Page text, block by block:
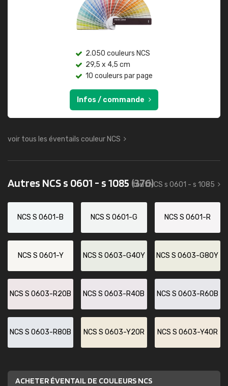
2.050 couleurs NCS
29,5 x 4,5 cm
10 couleurs par page
Infos / commande
voir tous les éventails couleur NCS
Autres NCS s 0601 - s 1085 (376)
tout NCS s 0601 - s 1085
NCS S 0601-B NCS S 0601-G NCS S 0601-R
NCS S 0601-Y NCS S 0603-G40Y NCS S 0603-G80Y
NCS S 0603-R20B NCS S 0603-R40B NCS S 0603-R60B
NCS S 0603-R80B NCS S 0603-Y20R NCS S 0603-Y40R
ACHETER ÉVENTAIL DE COULEURS NCS